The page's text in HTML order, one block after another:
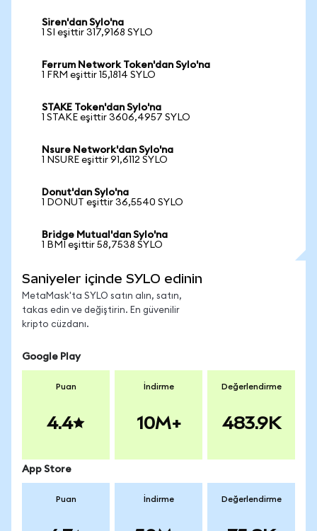
Siren'dan Sylo'na
1 SI eşittir 317,9168 SYLO
Ferrum Network Token'dan Sylo'na
1 FRM eşittir 15,1814 SYLO
STAKE Token'dan Sylo'na
1 STAKE eşittir 3606,4957 SYLO
Nsure Network'dan Sylo'na
1 NSURE eşittir 91,6112 SYLO
Donut'dan Sylo'na
1 DONUT eşittir 36,5540 SYLO
Bridge Mutual'dan Sylo'na
1 BMI eşittir 58,7538 SYLO
Saniyeler içinde SYLO edinin
MetaMask'ta SYLO satın alın, satın,
takas edin ve değiştirin. En güvenilir
kripto cüzdanı.
Google Play
Puan
4.4
İndirme
10M+
Değerlendirme
483.9K
App Store
Puan İndirme Değerlendirme